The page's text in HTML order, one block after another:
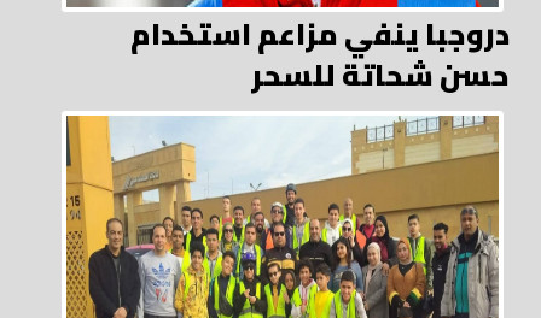
دروجبا ينفي مزاعم استخدام
حسن شحاتة للسحر